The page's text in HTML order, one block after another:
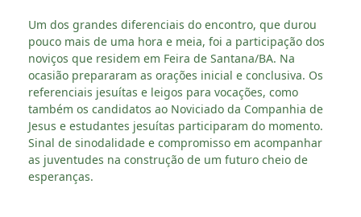
Um dos grandes diferenciais do encontro, que durou
pouco mais de uma hora e meia, foi a participação dos
noviços que residem em Feira de Santana/BA. Na
ocasião prepararam as orações inicial e conclusiva. Os
referenciais jesuítas e leigos para vocações, como
também os candidatos ao Noviciado da Companhia de
Jesus e estudantes jesuítas participaram do momento.
Sinal de sinodalidade e compromisso em acompanhar
as juventudes na construção de um futuro cheio de
esperanças.